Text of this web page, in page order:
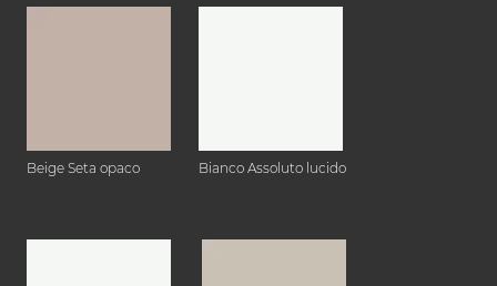
Beige Seta opaco Bianco Assoluto lucido